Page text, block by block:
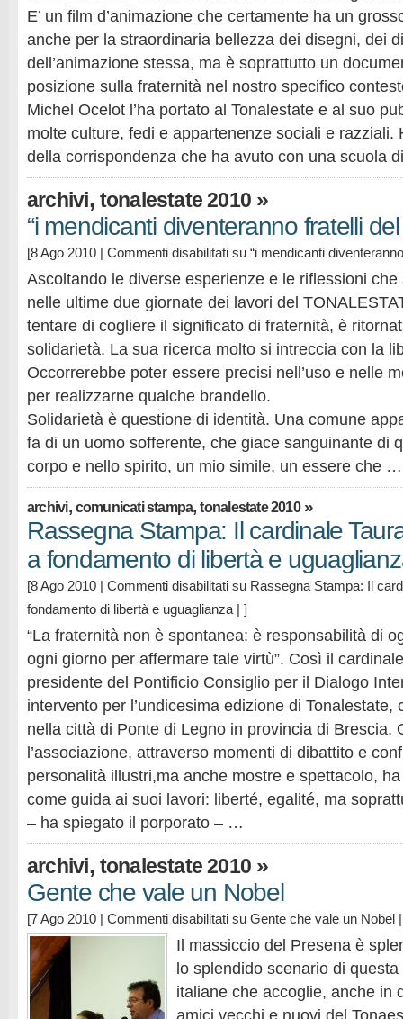
E’ un film d’animazione che certamente ha un
anche per la straordinaria bellezza dei disegni, dei
dell’animazione stessa, ma è soprattutto un
posizione sulla fraternità nel nostro specifico
Michel Ocelot l’ha portato al Tonalestate e al suo
molte culture, fedi e appartenenze sociali e razziali.
della corrispondenza che ha avuto con una scuola
archivi, tonalestate 2010 »
“i mendicanti diventeranno fratelli del
[8 Ago 2010 | Commenti disabilitati su “i mendicanti
Ascoltando le diverse esperienze e le riflessioni
nelle ultime due giornate dei lavori del
tentare di cogliere il significato di fraternità, è
solidarietà. La sua ricerca molto si intreccia con la
Occorrerebbe poter essere precisi nell’uso e nelle
per realizzarne qualche brandello.
Solidarietà è questione di identità. Una comune
fa di un uomo sofferente, che giace sanguinante di
corpo e nello spirito, un mio simile, un essere che …
archivi, comunicati stampa,tonalestate 2010»
Rassegna Stampa: Il cardinale
a fondamento di libertà e
[8 Ago 2010 | Commenti disabilitati su Rassegna Stampa: Il
fondamento di libertà e uguaglianza | ]
“La fraternità non è spontanea: è responsabilità di
ogni giorno per affermare tale virtù”. Così il
presidente del Pontificio Consiglio per il Dialogo
intervento per l’undicesima edizione di Tonalestate,
nella città di Ponte di Legno in provincia di Brescia.
l’associazione, attraverso momenti di dibattito e
personalità illustri,ma anche mostre e spettacolo,
come guida ai suoi lavori: liberté, egalité, ma
– ha spiegato il porporato – …
archivi, tonalestate 2010 »
Gente che vale un Nobel
[7 Ago 2010 | Commenti disabilitati su Gente che vale un Nobel
Il massiccio del Presena è
lo splendido scenario di
italiane che accoglie, anche in
amici vecchi e nuovi del